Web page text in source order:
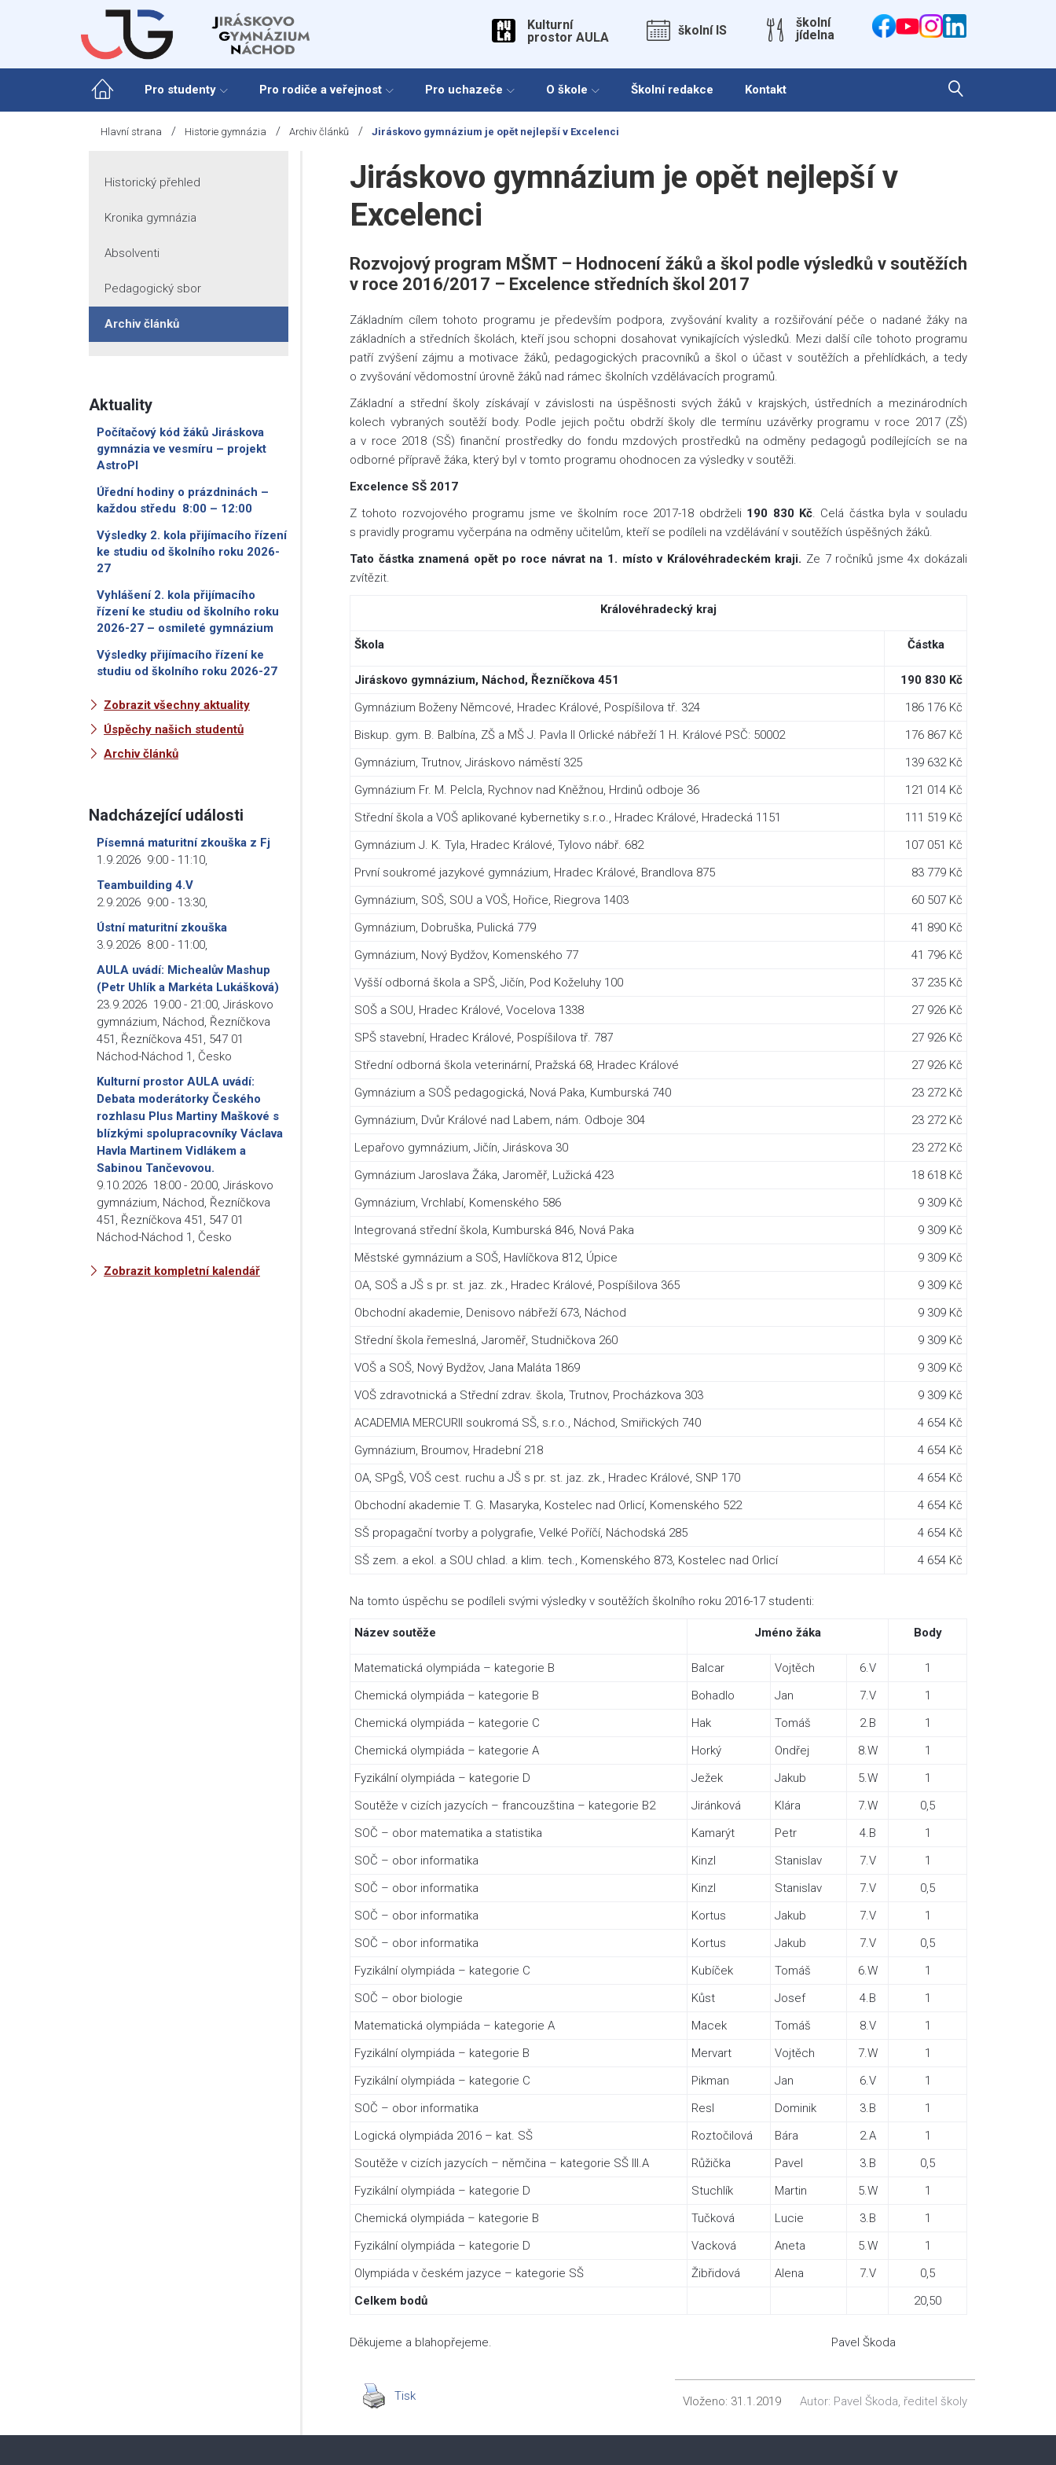
Kulturní
prostor AULA
školní IS
školní
jídelna
Pro studenty Pro rodiče a veřejnost Pro uchazeče O škole Školní redakce Kontakt
Hlavní strana / Historie gymnázia / Archiv článků / Jiráskovo gymnázium je opět nejlepší v Excelenci
Jiráskovo gymnázium je opět nejlepší v
Excelenci
Rozvojový program MŠMT – Hodnocení žáků a škol podle výsledků v soutěžích
v roce 2016/2017 – Excelence středních škol 2017
Základním cílem tohoto programu je především podpora, zvyšování kvality a rozšiřování péče o nadané žáky na
základních a středních školách, kteří jsou schopni dosahovat vynikajících výsledků. Mezi další cíle tohoto programu
patří zvýšení zájmu a motivace žáků, pedagogických pracovníků a škol o účast v soutěžích a přehlídkách, a tedy
o zvyšování vědomostní úrovně žáků nad rámec školních vzdělávacích programů.
Základní a střední školy získávají v závislosti na úspěšnosti svých žáků v krajských, ústředních a mezinárodních
kolech vybraných soutěží body. Podle jejich počtu obdrží školy dle termínu uzávěrky programu v roce 2017 (ZŠ)
a v roce 2018 (SŠ) finanční prostředky do fondu mzdových prostředků na odměny pedagogů podílejících se na
odborné přípravě žáka, který byl v tomto programu ohodnocen za výsledky v soutěži.
Excelence SŠ 2017
Z tohoto rozvojového programu jsme ve školním roce 2017-18 obdrželi 190 830 Kč. Celá částka byla v souladu
s pravidly programu vyčerpána na odměny učitelům, kteří se podíleli na vzdělávání v soutěžích úspěšných žáků.
Tato částka znamená opět po roce návrat na 1. místo v Královéhradeckém kraji. Ze 7 ročníků jsme 4x dokázali
zvítězit.
Královéhradecký kraj
Škola Částka
Jiráskovo gymnázium, Náchod, Řezníčkova 451
190 830 Kč
Gymnázium Boženy Němcové, Hradec Králové, Pospíšilova tř. 324
186 176 Kč
Biskup. gym. B. Balbína, ZŠ a MŠ J. Pavla II Orlické nábřeží 1 H. Králové PSČ: 50002
176 867 Kč
Gymnázium, Trutnov, Jiráskovo náměstí 325
139 632 Kč
Gymnázium Fr. M. Pelcla, Rychnov nad Kněžnou, Hrdinů odboje 36
121 014 Kč
Střední škola a VOŠ aplikované kybernetiky s.r.o., Hradec Králové, Hradecká 1151
111 519 Kč
Gymnázium J. K. Tyla, Hradec Králové, Tylovo nábř. 682
107 051 Kč
První soukromé jazykové gymnázium, Hradec Králové, Brandlova 875
83 779 Kč
Gymnázium, SOŠ, SOU a VOŠ, Hořice, Riegrova 1403
60 507 Kč
Gymnázium, Dobruška, Pulická 779
41 890 Kč
Gymnázium, Nový Bydžov, Komenského 77
41 796 Kč
Vyšší odborná škola a SPŠ, Jičín, Pod Koželuhy 100
37 235 Kč
SOŠ a SOU, Hradec Králové, Vocelova 1338
27 926 Kč
SPŠ stavební, Hradec Králové, Pospíšilova tř. 787
27 926 Kč
Střední odborná škola veterinární, Pražská 68, Hradec Králové
27 926 Kč
Gymnázium a SOŠ pedagogická, Nová Paka, Kumburská 740
23 272 Kč
Gymnázium, Dvůr Králové nad Labem, nám. Odboje 304
23 272 Kč
Lepařovo gymnázium, Jičín, Jiráskova 30
23 272 Kč
Gymnázium Jaroslava Žáka, Jaroměř, Lužická 423
18 618 Kč
Gymnázium, Vrchlabí, Komenského 586
9 309 Kč
Integrovaná střední škola, Kumburská 846, Nová Paka
9 309 Kč
Městské gymnázium a SOŠ, Havlíčkova 812, Úpice
9 309 Kč
OA, SOŠ a JŠ s pr. st. jaz. zk., Hradec Králové, Pospíšilova 365
9 309 Kč
Obchodní akademie, Denisovo nábřeží 673, Náchod
9 309 Kč
Střední škola řemeslná, Jaroměř, Studničkova 260
9 309 Kč
VOŠ a SOŠ, Nový Bydžov, Jana Maláta 1869
9 309 Kč
VOŠ zdravotnická a Střední zdrav. škola, Trutnov, Procházkova 303
9 309 Kč
ACADEMIA MERCURII soukromá SŠ, s.r.o., Náchod, Smiřických 740
4 654 Kč
Gymnázium, Broumov, Hradební 218
4 654 Kč
OA, SPgŠ, VOŠ cest. ruchu a JŠ s pr. st. jaz. zk., Hradec Králové, SNP 170
4 654 Kč
Obchodní akademie T. G. Masaryka, Kostelec nad Orlicí, Komenského 522
4 654 Kč
SŠ propagační tvorby a polygrafie, Velké Poříčí, Náchodská 285
4 654 Kč
SŠ zem. a ekol. a SOU chlad. a klim. tech., Komenského 873, Kostelec nad Orlicí
4 654 Kč
Na tomto úspěchu se podíleli svými výsledky v soutěžích školního roku 2016-17 studenti:
Název soutěže Jméno žáka Body
Matematická olympiáda – kategorie B Balcar Vojtěch 6.V
1
Chemická olympiáda – kategorie B
Bohadlo Jan 7.V
1
Chemická olympiáda – kategorie C
Hak Tomáš 2.B
1
Chemická olympiáda – kategorie A
Horký Ondřej 8.W
1
Fyzikální olympiáda – kategorie D
Ježek Jakub 5.W
1
Soutěže v cizích jazycích – francouzština – kategorie B2
Jiránková Klára 7.W
0,5
SOČ – obor matematika a statistika
Kamarýt Petr 4.B
1
SOČ – obor informatika
Kinzl Stanislav 7.V
1
SOČ – obor informatika
Kinzl Stanislav 7.V
0,5
SOČ – obor informatika
Kortus Jakub 7.V
1
SOČ – obor informatika
Kortus Jakub 7.V
0,5
Fyzikální olympiáda – kategorie C
Kubíček Tomáš 6.W
1
SOČ – obor biologie
Kůst Josef 4.B
1
Matematická olympiáda – kategorie A
Macek Tomáš 8.V
1
Fyzikální olympiáda – kategorie B
Mervart Vojtěch 7.W
1
Fyzikální olympiáda – kategorie C
Pikman Jan 6.V
1
SOČ – obor informatika
Resl Dominik 3.B
1
Logická olympiáda 2016 – kat. SŠ
Roztočilová Bára 2.A
1
Soutěže v cizích jazycích – němčina – kategorie SŠ III.A
Růžička Pavel 3.B
0,5
Fyzikální olympiáda – kategorie D
Stuchlík Martin 5.W
1
Chemická olympiáda – kategorie B
Tučková Lucie 3.B
1
Fyzikální olympiáda – kategorie D
Vacková Aneta 5.W
1
Olympiáda v českém jazyce – kategorie SŠ
Žibřidová Alena 7.V
0,5
Celkem bodů
20,50
Děkujeme a blahopřejeme. Pavel Škoda
Tisk Vloženo: 31.1.2019 Autor: Pavel Škoda, ředitel školy
Historický přehled
Kronika gymnázia
Absolventi
Pedagogický sbor
Archiv článků
Aktuality
Počítačový kód žáků Jiráskova
gymnázia ve vesmíru – projekt
AstroPI
Úřední hodiny o prázdninách –
každou středu 8:00 – 12:00
Výsledky 2. kola přijímacího řízení
ke studiu od školního roku 2026-
27
Vyhlášení 2. kola přijímacího
řízení ke studiu od školního roku
2026-27 – osmileté gymnázium
Výsledky přijímacího řízení ke
studiu od školního roku 2026-27
Zobrazit všechny aktuality
Úspěchy našich studentů
Archiv článků
Nadcházející události
Písemná maturitní zkouška z Fj
1.9.2026 9:00 - 11:10
Teambuilding 4.V
2.9.2026 9:00 - 13:30
Ústní maturitní zkouška
3.9.2026 8:00 - 11:00
AULA uvádí: Michealův Mashup
(Petr Uhlík a Markéta Lukášková)
23.9.2026 19:00 - 21:00 Jiráskovo
gymnázium, Náchod, Řezníčkova
451, Řezníčkova 451, 547 01
Náchod-Náchod 1, Česko
Kulturní prostor AULA uvádí:
Debata moderátorky Českého
rozhlasu Plus Martiny Maškové s
blízkými spolupracovníky Václava
Havla Martinem Vidlákem a
Sabinou Tančevovou.
9.10.2026 18:00 - 20:00 Jiráskovo
gymnázium, Náchod, Řezníčkova
451, Řezníčkova 451, 547 01
Náchod-Náchod 1, Česko
Zobrazit kompletní kalendář